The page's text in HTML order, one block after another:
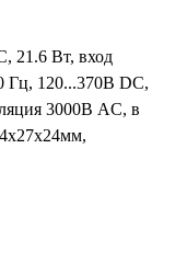
21.6 Вт, вход
Гц, 120...370B DC,
3000В AC, в